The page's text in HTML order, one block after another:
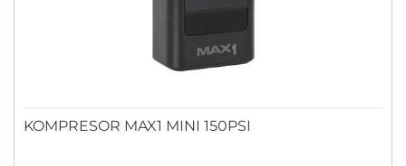
KOMPRESOR MAX1 MINI 150PSI